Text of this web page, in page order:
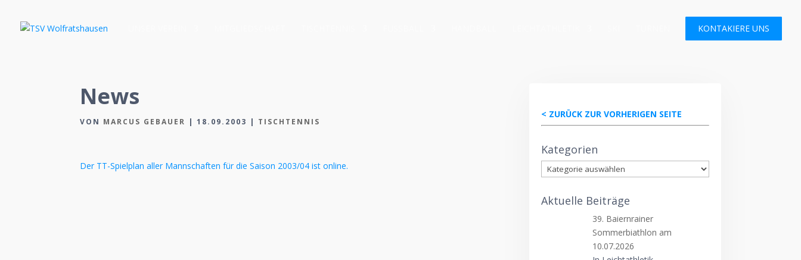
KONTAKIERE UNS
News
VON MARCUS GEBAUER |18.09.2003 | TISCHTENNIS
Der TT-Spielplan aller Mannschaften für die Saison 2003/04 ist online.
< ZURÜCK ZUR VORHERIGEN SEITE
Kategorien
Kategorien
Aktuelle Beiträge
39. Baiernrainer
Sommerbiathlon am
10.07.2026